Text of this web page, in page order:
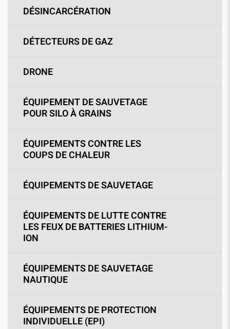
DÉSINCARCÉRATION
DÉTECTEURS DE GAZ
DRONE
ÉQUIPEMENT DE SAUVETAGE
POUR SILO À GRAINS
ÉQUIPEMENTS CONTRE LES
COUPS DE CHALEUR
ÉQUIPEMENTS DE SAUVETAGE
ÉQUIPEMENTS DE LUTTE CONTRE
LES FEUX DE BATTERIES LITHIUM-
ION
ÉQUIPEMENTS DE SAUVETAGE
NAUTIQUE
ÉQUIPEMENTS DE PROTECTION
INDIVIDUELLE (EPI)